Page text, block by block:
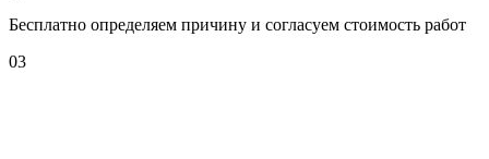
Бесплатно определяем причину и согласуем стоимость работ
03